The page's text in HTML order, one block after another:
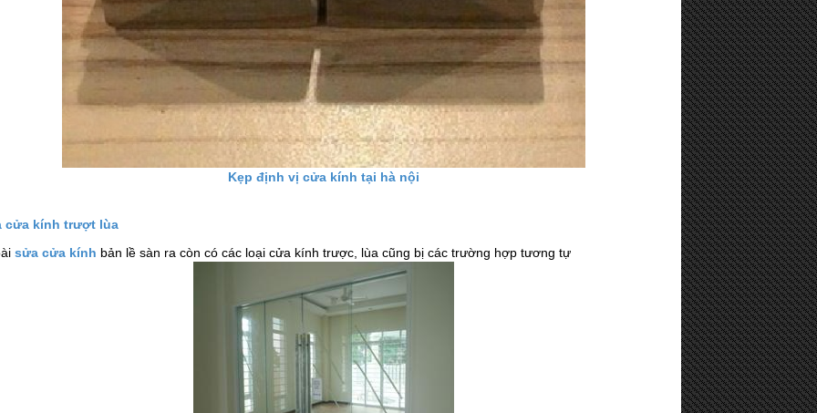
Kẹp định vị cửa kính tại hà nội
cửa kính trượt lùa
sửa cửa kính bản lề sàn ra còn có các loại cửa kính trược, lùa cũng bị các trường hợp tương tự